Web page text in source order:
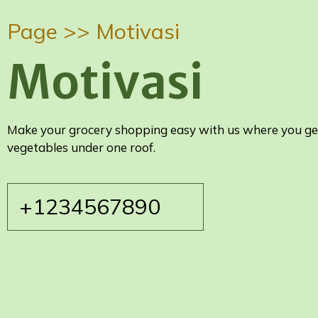
Page >> Motivasi
Motivasi
Make your grocery shopping easy with us where you
vegetables under one roof.
+1234567890